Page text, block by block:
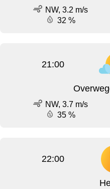
NW, 3.2 m/s
32 %
21:00
NW, 3.7 m/s
35 %
22:00